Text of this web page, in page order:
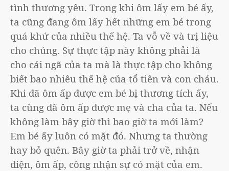
tình thương yêu. Trong khi ôm lấy em bé ấy,
ta cũng đang ôm lấy hết những em bé trong
quá khứ của nhiều thế hệ. Ta vỗ về và trị liệu
cho chúng. Sự thực tập này không phải là
cho cái ngã của ta mà là thực tập cho không
biết bao nhiêu thế hệ của tổ tiên và con cháu.
Khi đã ôm ấp được em bé bị thương tích ấy,
ta cũng đã ôm ấp được mẹ và cha của ta. Nếu
không làm bây giờ thì bao giờ ta mới làm?
Em bé ấy luôn có mặt đó. Nhưng ta thường
hay bỏ quên. Bây giờ ta phải trở về, nhận
diện, ôm ấp, công nhận sự có mặt của em.